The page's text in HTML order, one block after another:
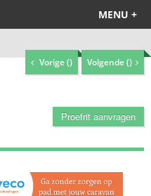
MENU +
Vorige () Volgende ()
Proefrit aanvragen